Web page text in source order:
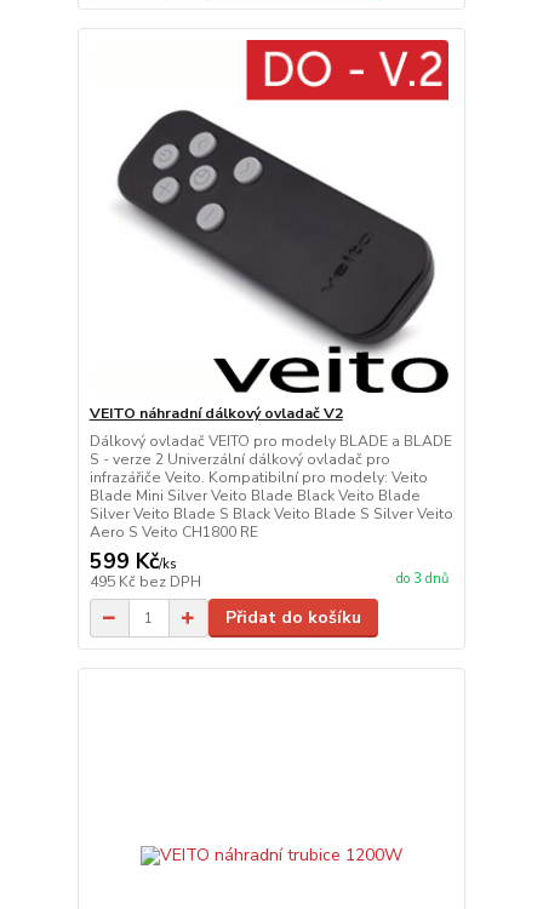
VEITO náhradní dálkový ovladač V2
Dálkový ovladač VEITO pro modely BLADE a BLADE
S - verze 2 Univerzální dálkový ovladač pro
infrazářiče Veito. Kompatibilní pro modely: Veito
Blade Mini Silver Veito Blade Black Veito Blade
Silver Veito Blade S Black Veito Blade S Silver Veito
Aero S Veito CH1800 RE
599 Kč/ks
495 Kč bez DPH do 3 dnů
Přidat do košíku